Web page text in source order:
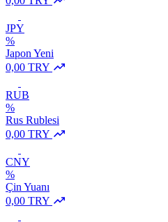
JPY
%
Japon Yeni
0,00 TRY
RUB
%
Rus Rublesi
0,00 TRY
CNY
%
Çin Yuanı
0,00 TRY